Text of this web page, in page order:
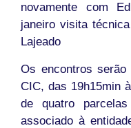
novamente com
janeiro visita
Lajeado
Os encontros
CIC, das 19h15min
de quatro
associado à